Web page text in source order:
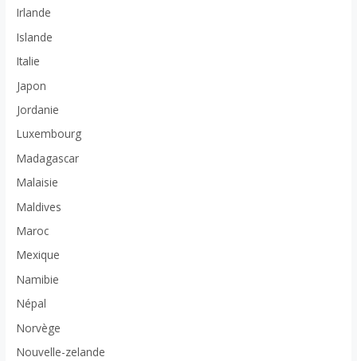
Irlande
Islande
Italie
Japon
Jordanie
Luxembourg
Madagascar
Malaisie
Maldives
Maroc
Mexique
Namibie
Népal
Norvège
Nouvelle-zelande